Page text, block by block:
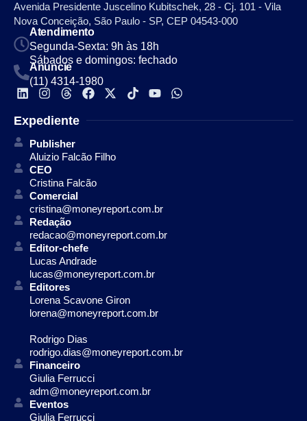
Avenida Presidente Juscelino Kubitschek, 28 - Cj. 101 - Vila
Nova Conceição, São Paulo - SP, CEP 04543-000
Atendimento
Segunda-Sexta: 9h às 18h
Sábados e domingos: fechado
Anuncie
(11) 4314-1980
Expediente
Publisher
Aluizio Falcão Filho
CEO
Cristina Falcão
Comercial
cristina@moneyreport.com.br
Redação
redacao@moneyreport.com.br
Editor-chefe
Lucas Andrade
lucas@moneyreport.com.br
Editores
Lorena Scavone Giron
lorena@moneyreport.com.br
Rodrigo Dias
rodrigo.dias@moneyreport.com.br
Financeiro
Giulia Ferrucci
adm@moneyreport.com.br
Eventos
Giulia Ferrucci